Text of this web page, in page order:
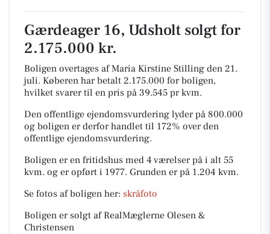
Gærdeager 16, Udsholt solgt for
2.175.000 kr.
Boligen overtages af Maria Kirstine Stilling den 21.
juli. Køberen har betalt 2.175.000 for boligen,
hvilket svarer til en pris på 39.545 pr kvm.
Den offentlige ejendomsvurdering lyder på 800.000
og boligen er derfor handlet til 172% over den
offentlige ejendomsvurdering.
Boligen er en fritidshus med 4 værelser på i alt 55
kvm. og er opført i 1977. Grunden er på 1.204 kvm.
Se fotos af boligen her: skråfoto
Boligen er solgt af RealMæglerne Olesen &
Christensen